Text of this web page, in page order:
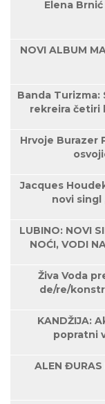
Elena
NOVI ALBUM
Banda Turizma:
rekreira četiri
Hrvoje Burazer
Jacques
novi singl
LUBINO: NOVI
NOĆI, VODI
Živa Voda
de/re/
KANDŽIJA:
popratni
ALEN ĐURAS